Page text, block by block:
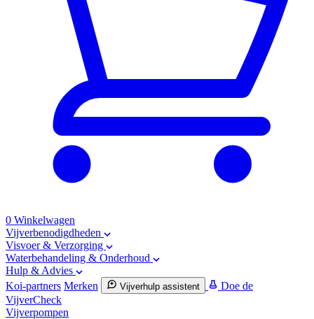
0 Winkelwagen
Vijverbenodigdheden
Visvoer & Verzorging
Waterbehandeling & Onderhoud
Hulp & Advies
Koi-partners Merken Vijverhulp assistent
Doe de
VijverCheck
Vijverpompen